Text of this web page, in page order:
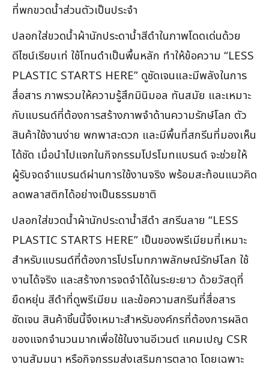
ที่พกขวดน้ำส่วนตัวเป็นประจำ
ปลอกใส่ขวดน้ำผ้านักประดาน้ำสีดำในภาพโดดเด่นด้วย
ดีไซน์เรียบเท่ ใช้โทนดำเป็นพื้นหลัก ทำให้ข้อความ “LESS
PLASTIC STARTS HERE” ดูชัดเจนและมีพลังในการ
สื่อสาร ภาพรวมให้ความรู้สึกมินิมอล ทันสมัย และเหมาะ
กับแบรนด์ที่ต้องการสร้างภาพจำด้านความรักษ์โลก ตัว
สินค้าใช้งานง่าย พกพาสะดวก และมีพื้นที่สกรีนที่มองเห็น
ได้ชัด เมื่อนำไปแจกในกิจกรรมโปรโมทแบรนด์ จะช่วยให้
ผู้รับจดจำแบรนด์ผ่านการใช้งานจริง พร้อมสะท้อนแนวคิด
ลดพลาสติกได้อย่างเป็นธรรมชาติ
ปลอกใส่ขวดน้ำผ้านักประดาน้ำสีดำ สกรีนลาย “LESS
PLASTIC STARTS HERE” เป็นของพรีเมียมที่เหมาะ
สำหรับแบรนด์ที่ต้องการโปรโมทภาพลักษณ์รักษ์โลก ใช้
งานได้จริง และสร้างการจดจำได้ในระยะยาว ด้วยวัสดุที่
ยืดหยุ่น สีดำที่ดูพรีเมียม และข้อความสกรีนที่สื่อสาร
ชัดเจน สินค้าชิ้นนี้จึงเหมาะสำหรับองค์กรที่ต้องการผลิต
ของแจกจำนวนมากเพื่อใช้ในงานอีเวนต์ แคมเปญ CSR
งานสัมมนา หรือกิจกรรมส่งเสริมการตลาด โดยเฉพาะ